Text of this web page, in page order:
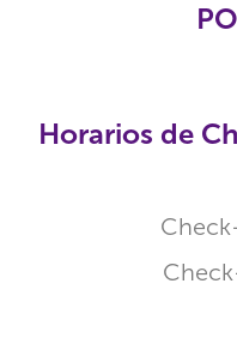
Horarios de